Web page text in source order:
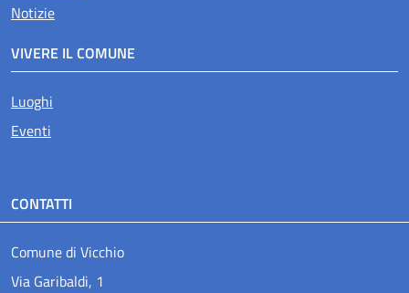
Notizie
VIVERE IL COMUNE
Luoghi
Eventi
CONTATTI
Comune di Vicchio
Via Garibaldi, 1